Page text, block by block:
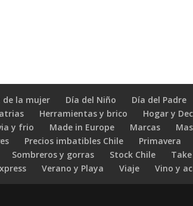
de la mujer Día del Niño Día del Padre
Herramientas y brico Hogar y
y frio Made in Europe Marcas
Precios imbatibles Chile
Primavera
Sombreros y gorras Stock Chile
Verano y Playa Viaje Vino y